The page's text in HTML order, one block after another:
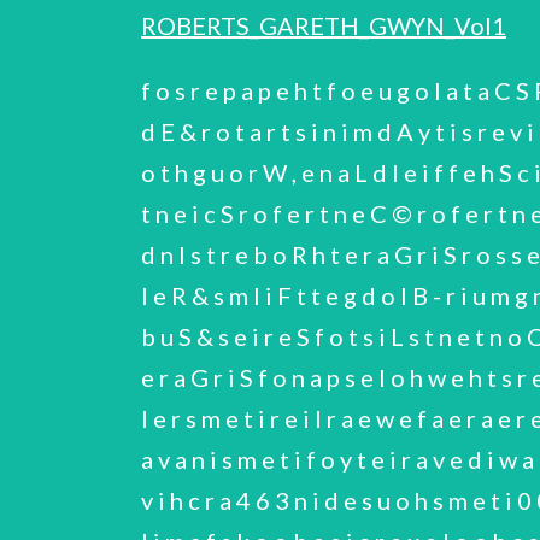
ROBERTS_GARETH_GWYN_Vol1
f o s r e p a p e h t f o e u g o l a t a C S R F s t r e b o R n y w G h t e r a G r i S r o s s e f o r P ) 7 0 0 2 — 0 4 9 1 ( . t s i l a n o i t a c u d E & r o t a r t s i n i m d A y t i s r e v i n U , t s i c i s y h P h c r a e s e R 1 e m u l o V 2 1 0 2 y r a r b i L S N 9 4 N S n o d n i w S , n o t h g u o r W , e n a L d l e i f f e h S c i f i t n e i c S , s e v i h c r A d e t i s o p e D y t i s r e v i n U d e l i p m o C , s e v i h c r A c i f i t n e i c S r o f e r t n e C © r o f e r t n e C , h s i a N y l i m E : y b f o : n i n e p k c a H s n o i t a s i n a g r O s e i t e i c o S l a i r t s u d n I s t r e b o R h t e r a G r i S r o s s e f o r P s e r u t c e L r e e r a C r o t c e S c i l b u P r e e r a C & c i l b u P h c r a e s e R d e t a l e R & s m l i F t t e g d o l B - r i u m g n a L s r u o n o H & s p i h s w o l l e F , s e z i r P s r e p a P l a n o s r e P & y l i m a F s e i r e s b u S & s e i r e S f o t s i L s t n e t n o C n o i t c u d o r t n I r e e r a C c i m e d a c A s y a d l o o h c s y l r a e s i h m o r f e f i l s ’ h t e r a G r i S f o n a p s e l o h w e h t s r e v o c n o i t c e l l o c e h t , 7 0 0 2 o t 2 4 9 1 m o r f g n i t a D s ’ h t e r a G r i S o t g n i t a l e r s m e t i r e i l r a e w e f a e r a e r e h T . h t a e d s i h r e t f a r u o n o h s i h n i d l e h s e c i v r e s l a i r o m e m o t f o y t e i r a v a n i s m e t i f o y t e i r a v e d i w a f o s e s i r p m o c n o i t c e l l o c e h T . s m e t i e z i s t u o f o r e b m u n a d n a s e x o b e v i h c r a 4 6 3 n i d e s u o h s m e t i 0 0 7 2 a c r i c f o s t s i s n o c n o i t c e l l o c e h T . s m e t i r e t a l w e f a d n a , y r o t s i h y l i m a f s k o o b e s i c r e x e l o o h c s ; e d u l c n i s m e t I . r e e r a c l a n o i s s e f o r p d n a e f i l l a n o s r e p s ’ h t e r a G r i S o t g n i t a l e r s t a m r o f r e t u p m o c , s h p a r g o t o h p , s n o i t a c i l b u p , s r e p a p g n i t e e m d n a e e t t i m m o c , s e i r a i d , e c n e d n o p s e r r o c , s t r o p e r d n a f o s m e t I . s e t a c i f i t r e c d n a s e z i r p , s e r u t c e l , s e t t e s s a c o e d i v S H V , s e d i l s m m 5 3 , s e p a t e t t e s s a c o i d u a , s c s i d n e e b y l l a r e n e g t o n e v a h e r e h w e s l e d l e h s n o i t a c i l b u p f o s e i p o c d n a s e t a c i l p u d , e r u t a n a r e m e h p e n a : s n o i t c e s d a o r b t h g i e o t n i d e d i v i d s i e u g o l a t a c e h T . d e n i a t e r n e e w t e b p a l r e v o e m o s s i e r e h T . ) 8 O R G ( s n o i t a s i n a g r O & s e i t e i c o S d n a ; ) 7 O R G ( s e r u t c e L c i l b u P ; ) 6 O R G ( & s m l i F t t e g d o l B - r i u m g n a L ; ) 2 O R G ( s r u o n o H & s p i h s w o l l e F , s e z i r P ; ) 1 0 R G (